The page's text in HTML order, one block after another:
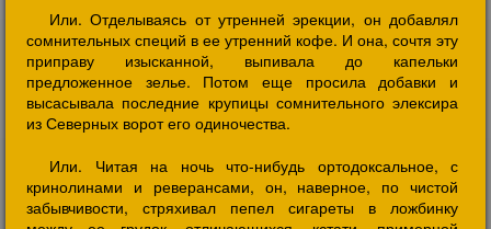
Или. Отделываясь от утренней эрекции, он добавлял
сомнительных специй в ее утренний кофе. И она, сочтя эту
приправу изысканной, выпивала до капельки
предложенное зелье. Потом еще просила добавки и
высасывала последние крупицы сомнительного элексира
из Северных ворот его одиночества.
Или. Читая на ночь что-нибудь ортодоксальное, с
кринолинами и реверансами, он, наверное, по чистой
забывчивости, стряхивал пепел сигареты в ложбинку